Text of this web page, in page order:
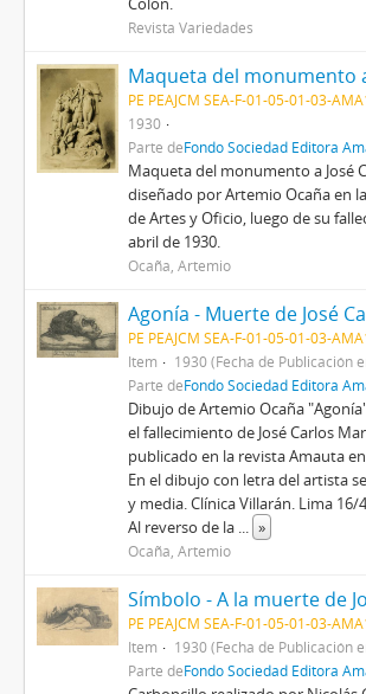
Revista Variedades
PE PEAJCM SEA-F-01-05-01-03-
1930
Parte deFondo Sociedad Editora
Maqueta del monumento a José
diseñado por Artemio Ocaña en
de Artes y Oficio, luego de su
abril de 1930.
Ocaña, Artemio
PE PEAJCM SEA-F-01-05-01-03-
Item
1930 (Fecha de Publicación
Parte deFondo Sociedad Editora
Dibujo de Artemio Ocaña
el fallecimiento de José Carlos
publicado en la revista Amauta
En el dibujo con letra del artista
y media. Clínica Villarán. Lima 16/
Al reverso de la ... »
Ocaña, Artemio
PE PEAJCM SEA-F-01-05-01-03-
Item
1930 (Fecha de Publicación
Parte deFondo Sociedad Editora